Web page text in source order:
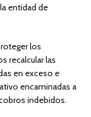
entidad de
los
recalcular las
en exceso e
encaminadas a
indebidos.